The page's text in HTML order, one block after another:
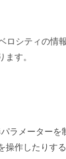
ロシティの情報
す。
ラメーターを
操作したりする